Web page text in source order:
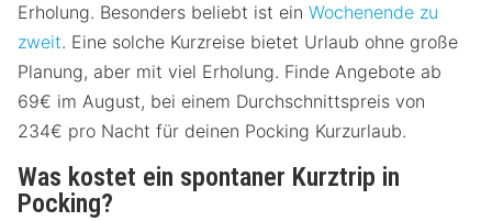
Erholung. Besonders beliebt ist ein Wochenende zu
zweit. Eine solche Kurzreise bietet Urlaub ohne große
Planung, aber mit viel Erholung. Finde Angebote ab
69€ im August, bei einem Durchschnittspreis von
234€ pro Nacht für deinen Pocking Kurzurlaub.
Was kostet ein spontaner Kurztrip in
Pocking?